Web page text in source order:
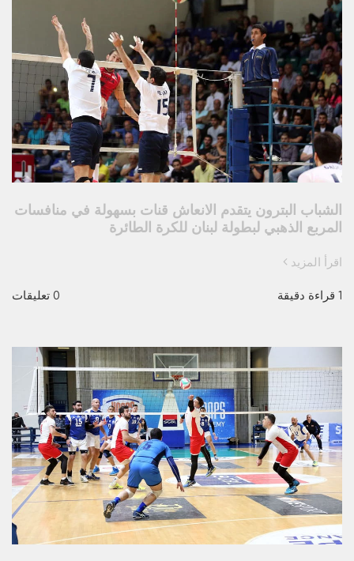
الشباب البترون يتقدم الانعاش قنات بسهولة في منافسات
المربع الذهبي لبطولة لبنان للكرة الطائرة
اقرأ المزيد
1 قراءة دقيقة 0 تعليقات